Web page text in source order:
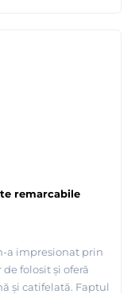
remarcabile
a impresionat prin
folosit și oferă
și catifelată. Faptul